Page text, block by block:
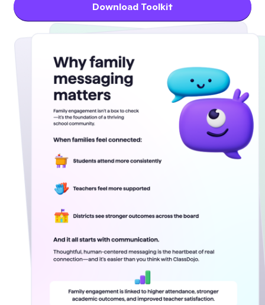
Download Toolkit